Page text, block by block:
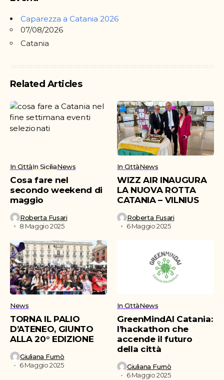
Caparezza a Catania 2026
07/08/2026
Catania
Related Articles
In CittàIn SiciliaNews
Cosa fare nel
secondo weekend di
maggio
Roberta Fusari
8 Maggio 2025
In CittàNews
WIZZ AIR INAUGURA
LA NUOVA ROTTA
CATANIA – VILNIUS
Roberta Fusari
6 Maggio 2025
News
TORNA IL PALIO
D’ATENEO, GIUNTO
ALLA 20° EDIZIONE
Giuliana Furnò
6 Maggio 2025
In CittàNews
GreenMindAI Catania:
l’hackathon che
accende il futuro
della città
Giuliana Furnò
6 Maggio 2025